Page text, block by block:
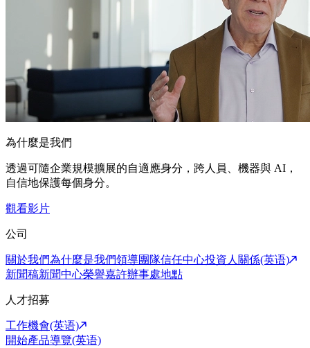
為什麼是我們
透過可隨企業規模擴展的自適應身分，跨人員、機器與 AI，
自信地保護每個身分。
觀看影片
公司
關於我們為什麼是我們領導團隊信任中心投資人關係(英语)
新聞稿新聞中心榮譽嘉許辦事處地點
人才招募
工作機會(英语)
開始產品導覽(英语)